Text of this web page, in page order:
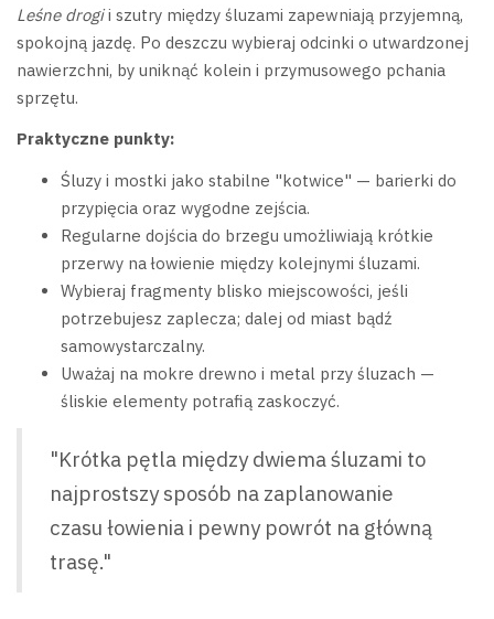
Leśne drogii szutry między śluzami zapewniają przyjemną,
spokojną jazdę. Po deszczu wybieraj odcinki o utwardzonej
nawierzchni, by uniknąć kolein i przymusowego pchania
sprzętu.
Praktyczne punkty:
Śluzy i mostki jako stabilne "kotwice" — barierki do
przypięcia oraz wygodne zejścia.
Regularne dojścia do brzegu umożliwiają krótkie
przerwy na łowienie między kolejnymi śluzami.
Wybieraj fragmenty blisko miejscowości, jeśli
potrzebujesz zaplecza; dalej od miast bądź
samowystarczalny.
Uważaj na mokre drewno i metal przy śluzach —
śliskie elementy potrafią zaskoczyć.
"Krótka pętla między dwiema śluzami to
najprostszy sposób na zaplanowanie
czasu łowienia i pewny powrót na główną
trasę."